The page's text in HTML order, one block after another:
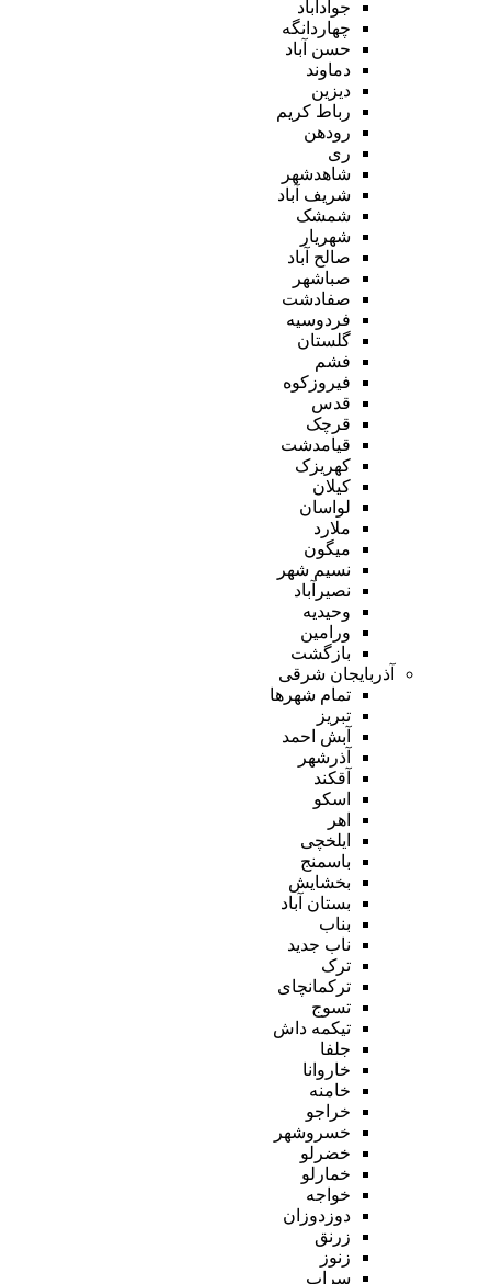
جوادآباد
چهاردانگه
حسن آباد
دماوند
دیزین
رباط کریم
رودهن
ری
شاهدشهر
شریف آباد
شمشک
شهریار
صالح آباد
صباشهر
صفادشت
فردوسیه
گلستان
فشم
فیروزکوه
قدس
قرچک
قیامدشت
کهریزک
کیلان
لواسان
ملارد
میگون
نسیم شهر
نصیرآباد
وحیدیه
ورامین
بازگشت
آذربایجان شرقی
تمام شهر‌ها
تبریز
آبش احمد
آذرشهر
آقکند
اسکو
اهر
ایلخچی
باسمنج
بخشایش
بستان آباد
بناب
ناب جدید
ترک
ترکمانچای
تسوج
تیکمه داش
جلفا
خاروانا
خامنه
خراجو
خسروشهر
خضرلو
خمارلو
خواجه
دوزدوزان
زرنق
زنوز
سراب